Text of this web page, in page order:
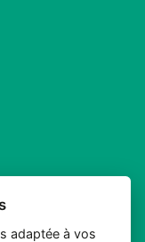
adaptée à vos